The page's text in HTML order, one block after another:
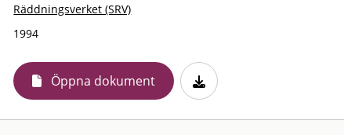
Räddningsverket (SRV)
1994
Öppna dokument